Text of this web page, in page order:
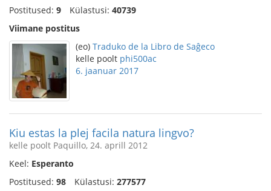
Postitused: 9 Külastusi: 40739
Viimane postitus
(eo) Traduko de la Libro de Saĝeco
kelle poolt phi500ac
6. jaanuar 2017
Kiu estas la plej facila natura lingvo?
kelle poolt Paquillo, 24. aprill 2012
Keel: Esperanto
Postitused: 98 Külastusi: 277577